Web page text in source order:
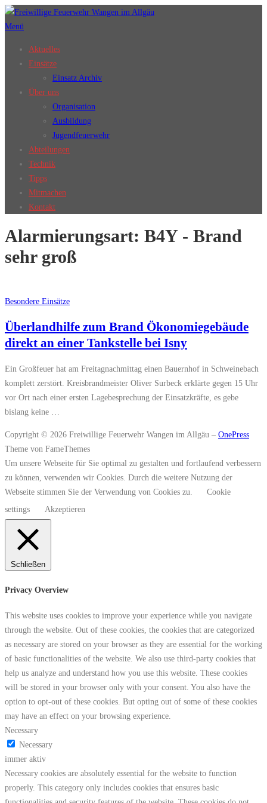
Zum
Inhalt
Menü
Aktuelles
Einsätze
Einsatz Archiv
Über uns
Organisation
Ausbildung
Jugendfeuerwehr
Abteilungen
Technik
Tipps
Mitmachen
Kontakt
Alarmierungsart: B4Y - Brand
sehr groß
Besondere Einsätze
Überlandhilfe zum Brand Ökonomiegebäude
direkt an einer Tankstelle bei Isny
Ein Großfeuer hat am Freitagnachmittag einen Bauernhof in Schweinebach
komplett zerstört. Kreisbrandmeister Oliver Surbeck erklärte gegen 15 Uhr
vor Ort nach einer ersten Lagebesprechung der Einsatzkräfte, es gebe
bislang keine …
Copyright © 2026 Freiwillige Feuerwehr Wangen im Allgäu – OnePress
Theme von FameThemes
Um unsere Webseite für Sie optimal zu gestalten und fortlaufend verbessern
zu können, verwenden wir Cookies. Durch die weitere Nutzung der
Webseite stimmen Sie der Verwendung von Cookies zu.
Cookie
settings
Akzeptieren
Schließen
Privacy Overview
This website uses cookies to improve your experience while you navigate
through the website. Out of these cookies, the cookies that are categorized
as necessary are stored on your browser as they are essential for the working
of basic functionalities of the website. We also use third-party cookies that
help us analyze and understand how you use this website. These cookies
will be stored in your browser only with your consent. You also have the
option to opt-out of these cookies. But opting out of some of these cookies
may have an effect on your browsing experience.
Necessary
Necessary
immer aktiv
Necessary cookies are absolutely essential for the website to function
properly. This category only includes cookies that ensures basic